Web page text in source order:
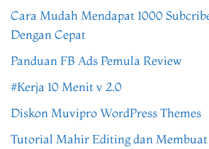
Cara Mudah Mendapat 1000
Dengan Cepat
Panduan FB Ads Pemula Review
#Kerja 10 Menit v 2.0
Diskon Muvipro WordPress Themes
Tutorial Mahir Editing dan Membuat